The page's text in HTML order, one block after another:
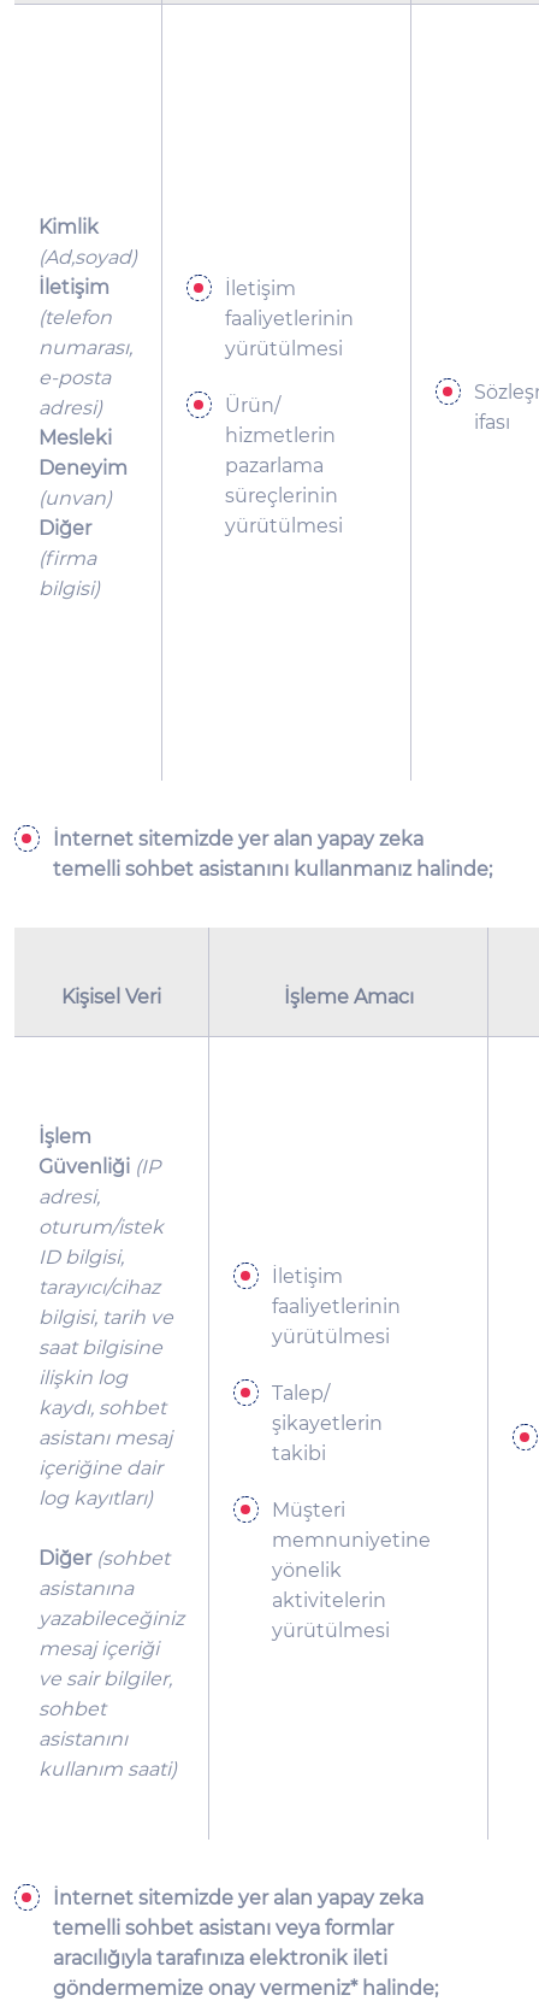
Kimlik
(Ad,soyad)
İletişim
(telefon
numarası,
e-posta
adresi)
Mesleki
Deneyim
(unvan)
Diğer
(firma
bilgisi)
İletişim
faaliyetlerinin
yürütülmesi
Ürün/
hizmetlerin
pazarlama
süreçlerinin
yürütülmesi
ifası
İnternet sitemizde yer alan yapay zeka
temelli sohbet asistanını kullanmanız halinde;
Kişisel Veri İşleme Amacı
İşlem
Güvenliği (IP
adresi,
oturum/istek
ID bilgisi,
tarayıcı/cihaz
bilgisi, tarih ve
saat bilgisine
ilişkin log
kaydı, sohbet
asistanı mesaj
içeriğine dair
log kayıtları)
Diğer (sohbet
asistanına
yazabileceğiniz
mesaj içeriği
ve sair bilgiler,
sohbet
asistanını
kullanım saati)
İletişim
faaliyetlerinin
yürütülmesi
Talep/
şikayetlerin
takibi
Müşteri
memnuniyetine
yönelik
aktivitelerin
yürütülmesi
İnternet sitemizde yer alan yapay zeka
temelli sohbet asistanı veya formlar
aracılığıyla tarafınıza elektronik ileti
göndermemize onay vermeniz* halinde;